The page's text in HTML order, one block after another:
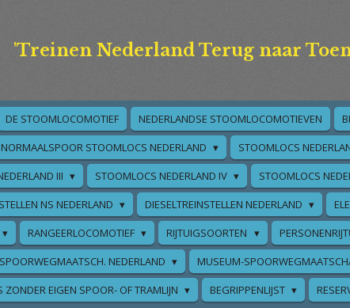
'Treinen Nederland Terug naar
DE STOOMLOCOMOTIEF NEDERLANDSE STOOMLOCOMOTIEVEN
NORMAALSPOOR STOOMLOCS NEDERLAND
STOOMLOCS
III
STOOMLOCS NEDERLAND IV STOOMLOCS
NS NEDERLAND
DIESELTREINSTELLEN NEDERLAND
RANGEERLOCOMOTIEF RIJTUIGSOORTEN
NEDERLAND
MUSEUM-
ZONDER EIGEN SPOOR- OF TRAMLIJN
BEGRIPPENLIJST